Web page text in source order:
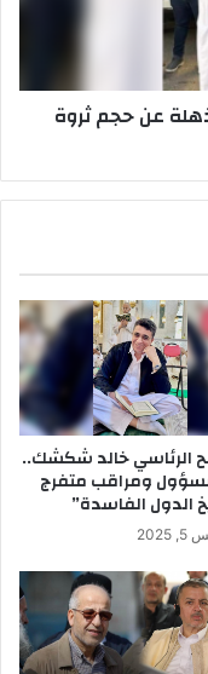
عن حجم ثروة
الرئاسي خالد شكشك..
ومراقب متفرج
الدول الفاسدة”